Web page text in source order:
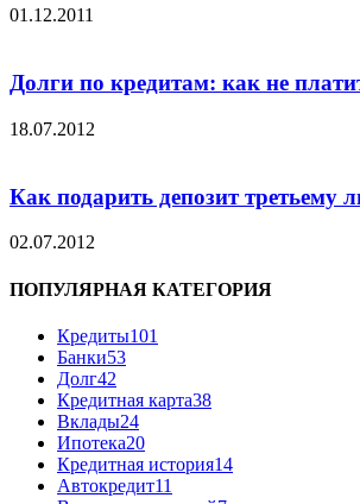
01.12.2011
Долги по кредитам: как не
18.07.2012
Как подарить депозит третьему
02.07.2012
ПОПУЛЯРНАЯ КАТЕГОРИЯ
Кредиты101
Банки53
Долг42
Кредитная карта38
Вклады24
Ипотека20
Кредитная история14
Автокредит11